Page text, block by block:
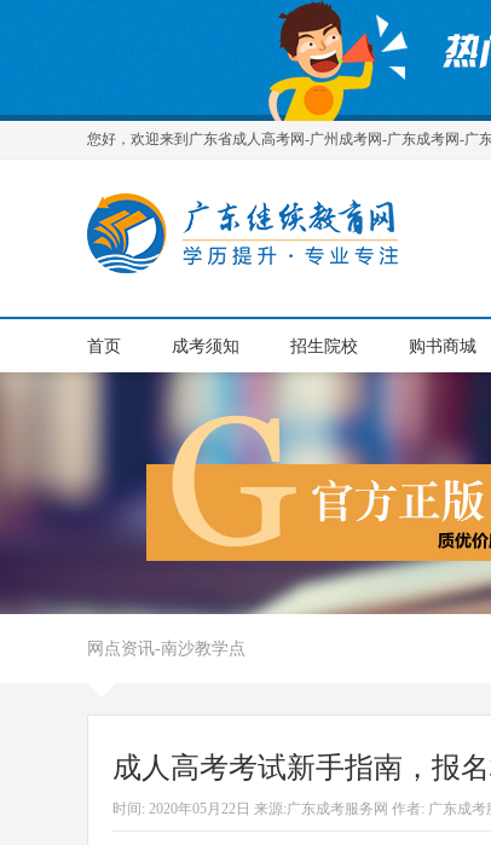
您好，欢迎来到广东省成人高考网-广州成考网-广东成考网-广
首页 成考须知 招生院校 购书商城
网点资讯-南沙教学点
成人高考考试新手指南，报
时间: 2020年05月22日 来源:广东成考服务网 作者: 广东成考